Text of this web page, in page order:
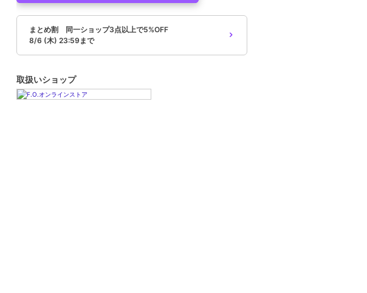
まとめ割 同一ショップ3点以上で5%OFF
8/6 (木) 23:59まで
取扱いショップ